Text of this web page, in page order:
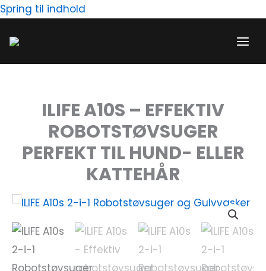
Spring til indhold
ILIFE A10S – EFFEKTIV
ROBOTSTØVSUGER
PERFEKT TIL HUND- ELLER
KATTEHÅR